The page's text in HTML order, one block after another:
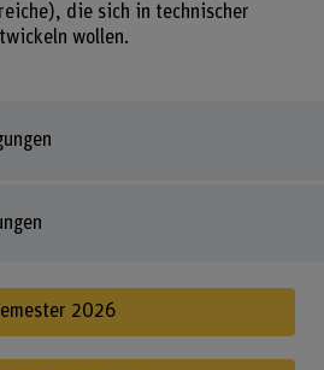
die sich in technischer
wollen.
2026